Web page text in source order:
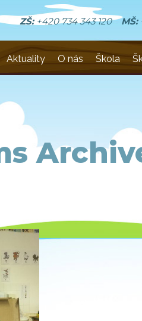
ZŠ: +420 734 343 120 MŠ:
Aktuality O nás Škola